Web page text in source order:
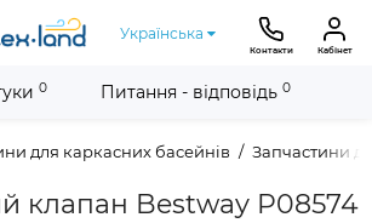
Українська
Контакти Кабінет
для каркасних басейнів Запчастини
клапан Bestway P08574
0 Питання - відповідь 0